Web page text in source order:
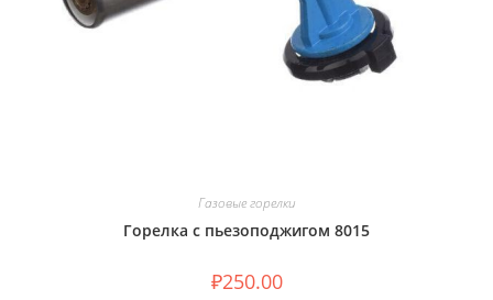
Газовые горелки
Горелка с пьезоподжигом 8015
₽250.00